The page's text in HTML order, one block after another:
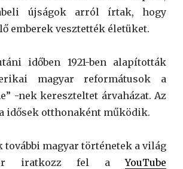
újságok arról írtak, hogy
emberek vesztették életüket.
időben 1921-ben alapították
magyar reformátusok a
-nek kereszteltet árvaházat. Az
idősek otthonaként működik.
további magyar történetek a világ
iratkozz fel aYouTube